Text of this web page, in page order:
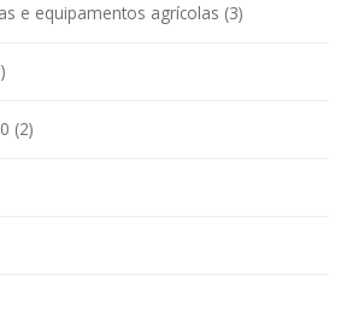
e equipamentos agrícolas (3)
(2)